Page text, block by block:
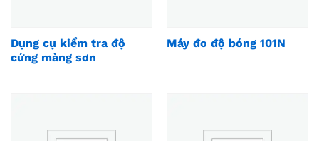
Dụng cụ kiểm tra độ
cứng màng sơn
Máy đo độ bóng 101N